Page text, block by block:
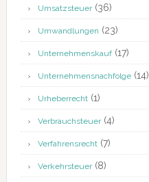
Umsatzsteuer(36)
Umwandlungen (23)
Unternehmenskauf(17)
Unternehmensnachfolge(14)
Urheberrecht(1)
Verbrauchsteuer(4)
Verfahrensrecht(7)
Verkehrsteuer(8)